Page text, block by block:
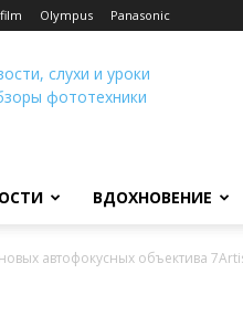
Olympus Panasonic
Photar.ru
ВДОХНОВЕНИЕ
автофокусных объектива